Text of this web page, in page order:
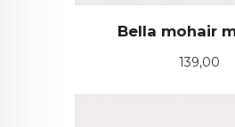
Bella mohair
Pris
139,00